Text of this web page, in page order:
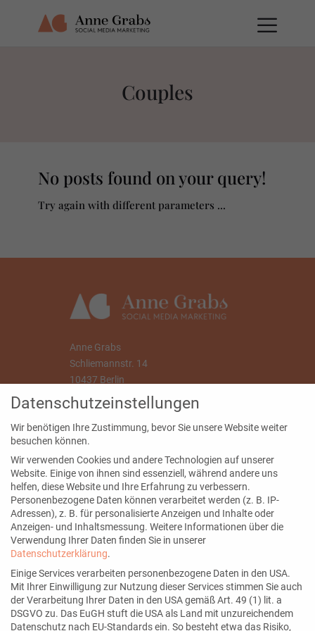
Couples
No posts found on your query!
Try again with different parameters ...
Anne Grabs
Schliemannstr. 14
10437 Berlin
info@annegrabs.de
Seiten
Blog
Kontakt
Über mich
Datenschutzeinstellungen
Wir benötigen Ihre Zustimmung, bevor Sie unsere Website weiter
besuchen können.
Wir verwenden Cookies und andere Technologien auf unserer
Website. Einige von ihnen sind essenziell, während andere uns
helfen, diese Website und Ihre Erfahrung zu verbessern.
Personenbezogene Daten können verarbeitet werden (z. B. IP-
Adressen), z. B. für personalisierte Anzeigen und Inhalte oder
Anzeigen- und Inhaltsmessung. Weitere Informationen über die
Verwendung Ihrer Daten finden Sie in unserer
Datenschutzerklärung.
Einige Services verarbeiten personenbezogene Daten in den USA.
Mit Ihrer Einwilligung zur Nutzung dieser Services stimmen Sie auch
der Verarbeitung Ihrer Daten in den USA gemäß Art. 49 (1) lit. a
DSGVO zu. Das EuGH stuft die USA als Land mit unzureichendem
Datenschutz nach EU-Standards ein. So besteht etwa das Risiko,